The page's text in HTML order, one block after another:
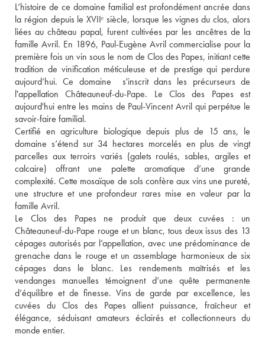
L’histoire de ce domaine familial est profondément ancrée dans
la région depuis le XVIIᵉ siècle, lorsque les vignes du clos, alors
liées au château papal, furent cultivées par les ancêtres de la
famille Avril. En 1896, Paul-Eugène Avril commercialise pour la
première fois un vin sous le nom de Clos des Papes, initiant cette
tradition de vinification méticuleuse et de prestige qui perdure
aujourd’hui. Ce domaine  s'inscrit dans les précurseurs de
l'appellation Châteauneuf-du-Pape. Le Clos des Papes est
aujourd'hui entre les mains de Paul-Vincent Avril qui perpétue le
savoir-faire familial.
Certifié en agriculture biologique depuis plus de 15 ans, le
domaine s’étend sur 34 hectares morcelés en plus de vingt
parcelles aux terroirs variés (galets roulés, sables, argiles et
calcaire) offrant une palette aromatique d’une grande
complexité. Cette mosaïque de sols confère aux vins une pureté,
une structure et une profondeur rares mise en valeur par la
famille Avril.
Le Clos des Papes ne produit que deux cuvées : un
Châteauneuf-du-Pape rouge et un blanc, tous deux issus des 13
cépages autorisés par l’appellation, avec une prédominance de
grenache dans le rouge et un assemblage harmonieux de six
cépages dans le blanc. Les rendements maîtrisés et les
vendanges manuelles témoignent d’une quête permanente
d’équilibre et de finesse. Vins de garde par excellence, les
cuvées du Clos des Papes allient puissance, fraîcheur et
élégance, séduisant amateurs éclairés et collectionneurs du
monde entier.